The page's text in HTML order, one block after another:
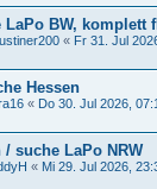
LaPo BW, komplett
« Fr 31. Jul
Hessen
« Do 30. Jul 2026,
suche LaPo NRW
« Mi 29. Jul 2026,